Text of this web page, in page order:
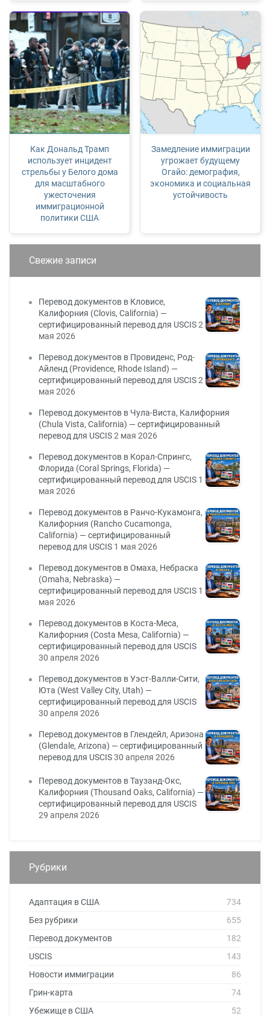
Как Дональд Трамп
использует инцидент
стрельбы у Белого дома
для масштабного
ужесточения
иммиграционной
политики США
Замедление иммиграции
угрожает будущему
Огайо: демография,
экономика и социальная
устойчивость
Свежие записи
Перевод документов в Кловисе,
Калифорния (Clovis, California) —
сертифицированный перевод для USCIS2
мая 2026
Перевод документов в Провиденс, Род-
Айленд (Providence, Rhode Island) —
сертифицированный перевод для USCIS2
мая 2026
Перевод документов в Чула-Виста, Калифорния
(Chula Vista, California) — сертифицированный
перевод для USCIS2 мая 2026
Перевод документов в Корал-Спрингс,
Флорида (Coral Springs, Florida) —
сертифицированный перевод для USCIS 1
мая 2026
Перевод документов в Ранчо-Кукамонга,
Калифорния (Rancho Cucamonga,
California) — сертифицированный
перевод для USCIS 1 мая 2026
Перевод документов в Омаха, Небраска
(Omaha, Nebraska) —
сертифицированный перевод для USCIS 1
мая 2026
Перевод документов в Коста-Меса,
Калифорния (Costa Mesa, California) —
сертифицированный перевод для USCIS
30 апреля 2026
Перевод документов в Уэст-Валли-Сити,
Юта (West Valley City, Utah) —
сертифицированный перевод для USCIS
30 апреля 2026
Перевод документов в Глендейл, Аризона
(Glendale, Arizona) — сертифицированный
перевод для USCIS30 апреля 2026
Перевод документов в Таузанд-Окс,
Калифорния (Thousand Oaks, California) —
сертифицированный перевод для USCIS
29 апреля 2026
Рубрики
Адаптация в США
734
Без рубрики
655
Перевод документов
182
USCIS
143
Новости иммиграции
86
Грин-карта
74
Убежище в США
52